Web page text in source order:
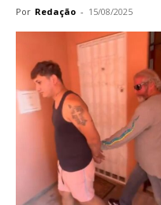
Por Redação - 15/08/2025